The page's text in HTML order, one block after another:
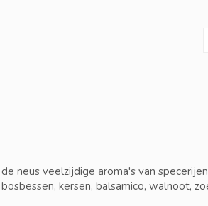
neus veelzijdige aroma's van specerijen
kersen, balsamico, walnoot,